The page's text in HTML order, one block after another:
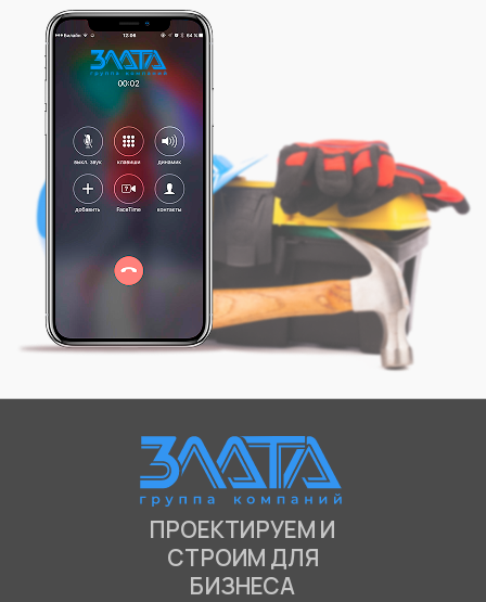
ПРОЕКТИРУЕМ И
СТРОИМ ДЛЯ
БИЗНЕСА